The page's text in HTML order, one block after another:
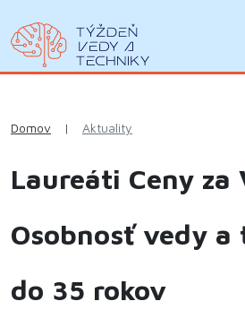
Domov | Aktuality
Laureáti Ceny za
Osobnosť vedy a
do 35 rokov